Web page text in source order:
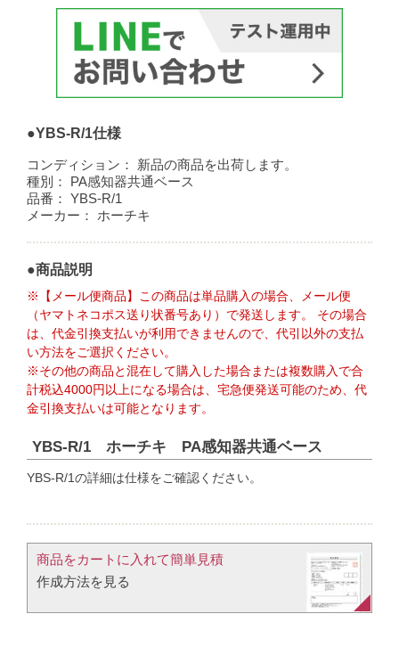
●YBS-R/1仕様
コンディション：
新品の商品を出荷します。
種別：
PA感知器共通ベース
品番：
YBS-R/1
メーカー：
ホーチキ
●商品説明
※【メール便商品】この商品は単品購入の場合、メール便
（ヤマトネコポス送り状番号あり）で発送します。 その場合
は、代金引換支払いが利用できませんので、代引以外の支払
い方法をご選択ください。
※その他の商品と混在して購入した場合または複数購入で合
計税込4000円以上になる場合は、宅急便発送可能のため、代
金引換支払いは可能となります。
YBS-R/1 ホーチキ PA感知器共通ベース
YBS-R/1の詳細は仕様をご確認ください。
商品をカートに入れて簡単見積​
作成方法を見る​​